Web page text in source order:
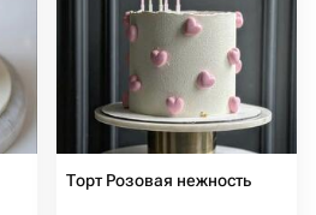
Торт Розовая нежность